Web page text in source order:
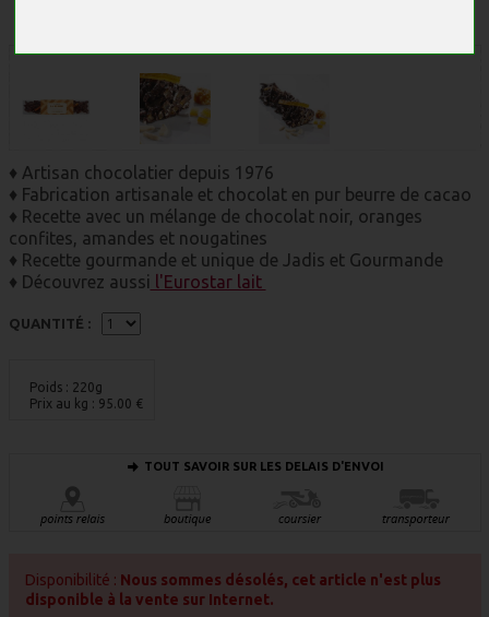
♦ Artisan chocolatier depuis 1976
♦ Fabrication artisanale et chocolat en pur beurre de cacao
♦ Recette avec un mélange de chocolat noir, oranges
confites, amandes et nougatines
♦ Recette gourmande et unique de Jadis et Gourmande
♦ Découvrez aussi l'Eurostar lait
QUANTITÉ :
Poids : 220g
Prix au kg : 95.00 €
TOUT SAVOIR SUR LES DELAIS D'ENVOI
Disponibilité : Nous sommes désolés, cet article n'est plus
disponible à la vente sur Internet.